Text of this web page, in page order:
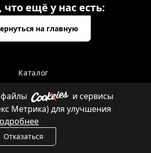
ещё у нас есть:
на главную
Каталог
Контакты
и сервисы
Метрика) для улучшения
Отказаться